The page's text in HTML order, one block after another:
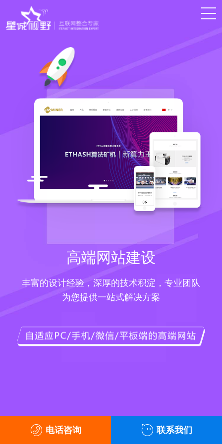
高端网站建设
丰富的设计经验，深厚的技术积淀，专业团队
为您提供一站式解决方案
电话咨询 联系我们